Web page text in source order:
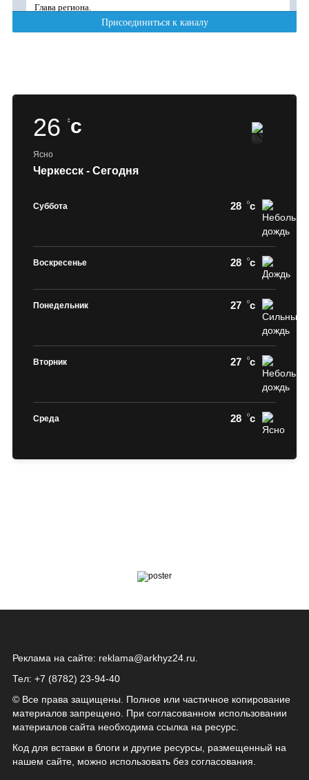
26 c
Ясно
Черкесск - Сегодня
Суббота 28 c
Воскресенье 28 c
Понедельник 27 c
Вторник 27 c
Среда 28 c
Реклама на сайте: reklama@arkhyz24.ru
Тел: +7 (8782) 23‑94‑40
© Все права защищены. Полное или частичное копирование
материалов запрещено. При согласованном использовании
материалов сайта необходима ссылка на ресурс.
Код для вставки в блоги и другие ресурсы, размещенный на
нашем сайте, можно использовать без согласования.